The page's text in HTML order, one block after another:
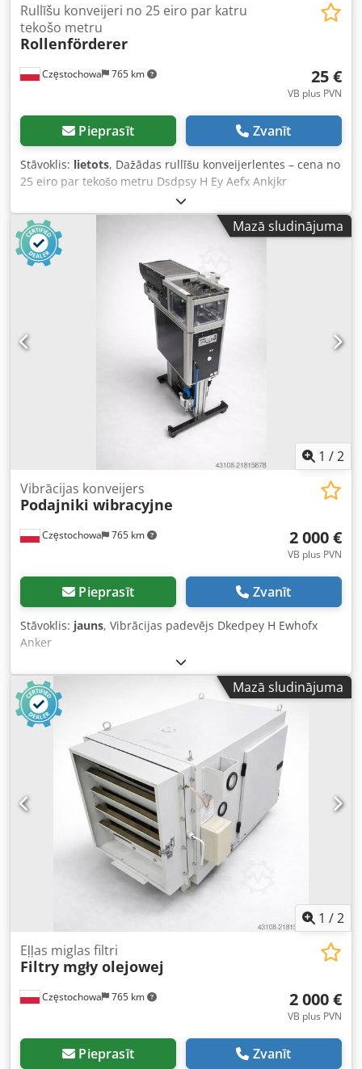
Częstochowa 765 km
Rullīšu konveijeri no 25 eiro par katru
tekošo metru
Rollenförderer
25 €
VB plus PVN
Pieprasīt Zvanīt
Stāvoklis: lietots, Dažādas rullīšu konveijerlentes – cena no
25 eiro par tekošo metru Dsdpsy H Ey Aefx Ankjkr
Mazā sludinājuma
1 /2
Częstochowa 765 km
Vibrācijas konveijers
Podajniki wibracyjne
2 000 €
VB plus PVN
Pieprasīt Zvanīt
Stāvoklis: jauns, Vibrācijas padevējs Dkedpey H Ewhofx
Anker
Mazā sludinājuma
1 /2
Częstochowa 765 km
Eļļas miglas filtri
Filtry mgły olejowej
2 000 €
VB plus PVN
Pieprasīt Zvanīt